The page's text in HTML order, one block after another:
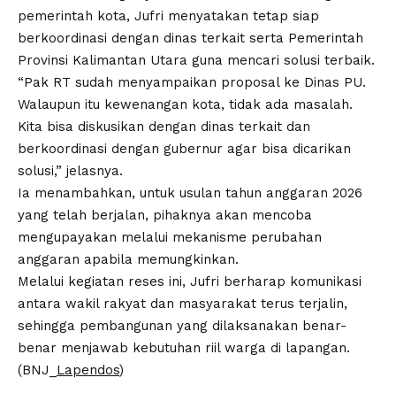
pemerintah kota, Jufri menyatakan tetap siap
berkoordinasi dengan dinas terkait serta Pemerintah
Provinsi Kalimantan Utara guna mencari solusi terbaik.
“Pak RT sudah menyampaikan proposal ke Dinas PU.
Walaupun itu kewenangan kota, tidak ada masalah.
Kita bisa diskusikan dengan dinas terkait dan
berkoordinasi dengan gubernur agar bisa dicarikan
solusi,” jelasnya.
Ia menambahkan, untuk usulan tahun anggaran 2026
yang telah berjalan, pihaknya akan mencoba
mengupayakan melalui mekanisme perubahan
anggaran apabila memungkinkan.
Melalui kegiatan reses ini, Jufri berharap komunikasi
antara wakil rakyat dan masyarakat terus terjalin,
sehingga pembangunan yang dilaksanakan benar-
benar menjawab kebutuhan riil warga di lapangan.
(BNJ_ Lapendos)